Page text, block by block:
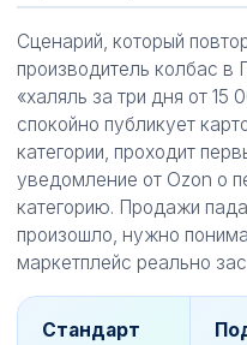
Сценарий, который
производитель колбас в
«халяль за три дня от 15
спокойно публикует
категории, проходит
уведомление от Ozon о
категорию. Продажи
произошло, нужно
маркетплейс реально
Стандарт